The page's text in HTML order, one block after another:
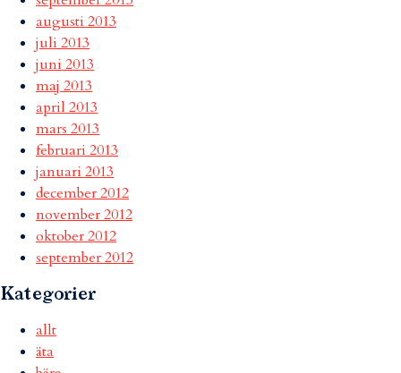
augusti 2013
juli 2013
juni 2013
maj 2013
april 2013
mars 2013
februari 2013
januari 2013
december 2012
november 2012
oktober 2012
september 2012
Kategorier
allt
äta